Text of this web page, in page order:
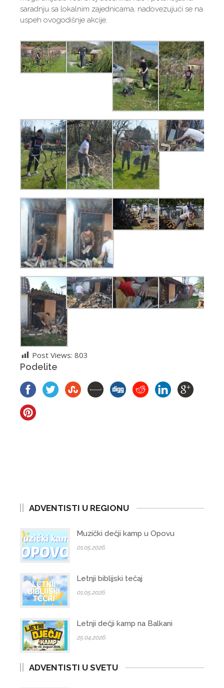
saradnju sa lokalnim zajednicama, nadovezujući se na
uspeh ovogodišnje akcije.
Post Views: 803
Podelite
ADVENTISTI U REGIONU
Muzički dečji kamp u Opovu
01.05.2026.
Letnji biblijski tečaj
01.05.2026.
Letnji dečji kamp na Balkani
25.04.2026.
ADVENTISTI U SVETU